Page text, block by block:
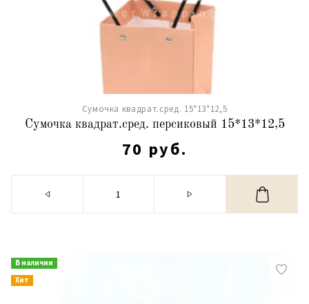
Сумочка квадрат.сред. 15*13*12,5
Сумочка квадрат.сред. персиковый 15*13*12,5
70 руб.
В наличии
Хит